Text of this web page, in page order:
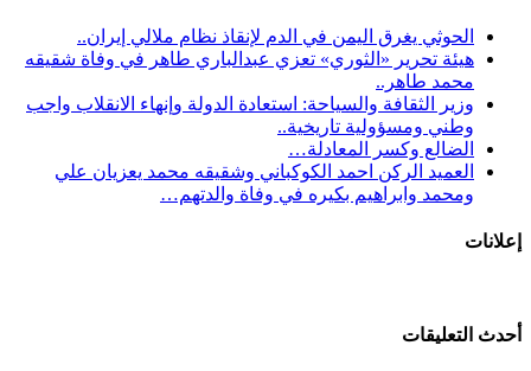
الحوثي يغرق اليمن في الدم لإنقاذ نظام ملالي إيران..
هيئة تحرير «الثوري» تعزي عبدالباري طاهر في وفاة شقيقه
محمد طاهر..
وزير الثقافة والسياحة: استعادة الدولة وإنهاء الانقلاب واجب
وطني ومسؤولية تاريخية..
الضالع وكسر المعادلة…
العميد الركن احمد الكوكباني وشقيقه محمد يعزيان علي
ومحمد وابراهيم بكيره في وفاة والدتهم…
إعلانات
أحدث التعليقات